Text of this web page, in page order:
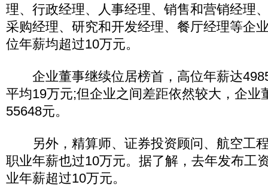
理、行政经理、人事经理、销售和营销经理
采购经理、研究和开发经理、餐厅经理等企
位年薪均超过10万元。
企业董事继续位居榜首，高位年薪达
平均19万元;但企业之间差距依然较大，企业
55648元。
另外，精算师、证券投资顾问、航空工
职业年薪也过10万元。据了解，去年发布工
业年薪超过10万元。